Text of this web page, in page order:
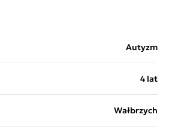
Autyzm
4 lat
Wałbrzych